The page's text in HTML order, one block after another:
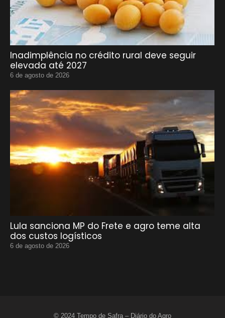
Inadimplência no crédito rural deve seguir
elevada até 2027
6 de agosto de 2026
Lula sanciona MP do Frete e agro teme alta
dos custos logísticos
6 de agosto de 2026
© 2024 Tempo de Safra – Diário do Agro